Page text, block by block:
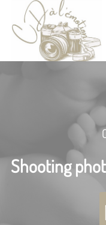
content
Shooting